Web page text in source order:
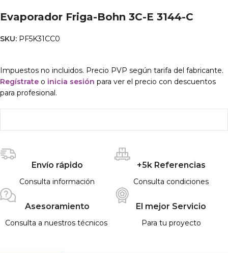
Evaporador Friga-Bohn 3C-E 3144-C
SKU: PF5K31CC0
Impuestos no incluidos. Precio PVP según tarifa del fabricante.
Regístrate o inicia sesión para ver el precio con descuentos
para profesional.
Envío rápido
Consulta información
+5k Referencias
Consulta condiciones
Asesoramiento
Consulta a nuestros técnicos
El mejor Servicio
Para tu proyecto